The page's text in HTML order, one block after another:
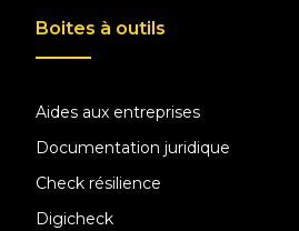
Boites à outils
Aides aux entreprises
Documentation juridique
Check résilience
Digicheck